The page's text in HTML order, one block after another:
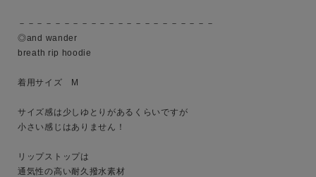
－－－－－－－－－－－－－－－－－－－－－－
◎and wander
breath rip hoodie
着用サイズ　M
サイズ感は少しゆとりがあるくらいですが
小さい感じはありません！
リップストップは
通気性の高い耐久撥水素材